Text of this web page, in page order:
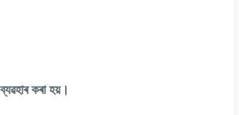
ব্যৱহাৰ কৰা হয়।